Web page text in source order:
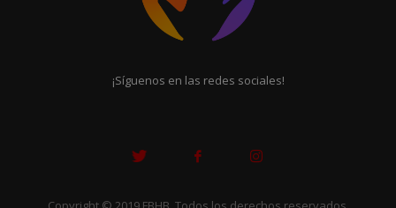
¡Síguenos en las redes sociales!